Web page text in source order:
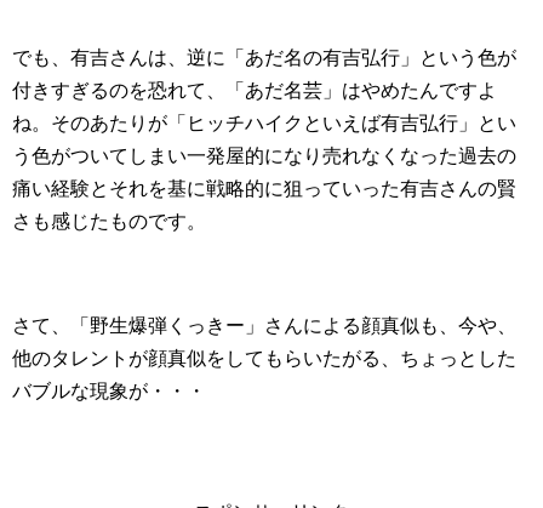
でも、有吉さんは、逆に「あだ名の有吉弘行」という色が
付きすぎるのを恐れて、「あだ名芸」はやめたんですよ
ね。そのあたりが「ヒッチハイクといえば有吉弘行」とい
う色がついてしまい一発屋的になり売れなくなった過去の
痛い経験とそれを基に戦略的に狙っていった有吉さんの賢
さも感じたものです。
さて、「野生爆弾くっきー」さんによる顔真似も、今や、
他のタレントが顔真似をしてもらいたがる、ちょっとした
バブルな現象が・・・